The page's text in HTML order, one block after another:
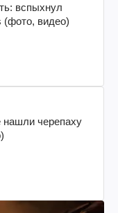
вспыхнул
(фото, видео)
нашли черепаху